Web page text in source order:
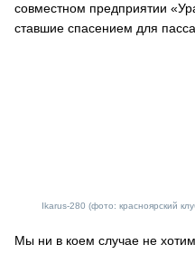
совместном предприятии
ставшие спасением для
Ikarus-280 (фото: красноярский
Мы ни в коем случае не